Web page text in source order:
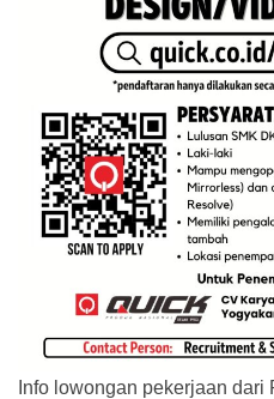
Info lowongan pekerjaan dari